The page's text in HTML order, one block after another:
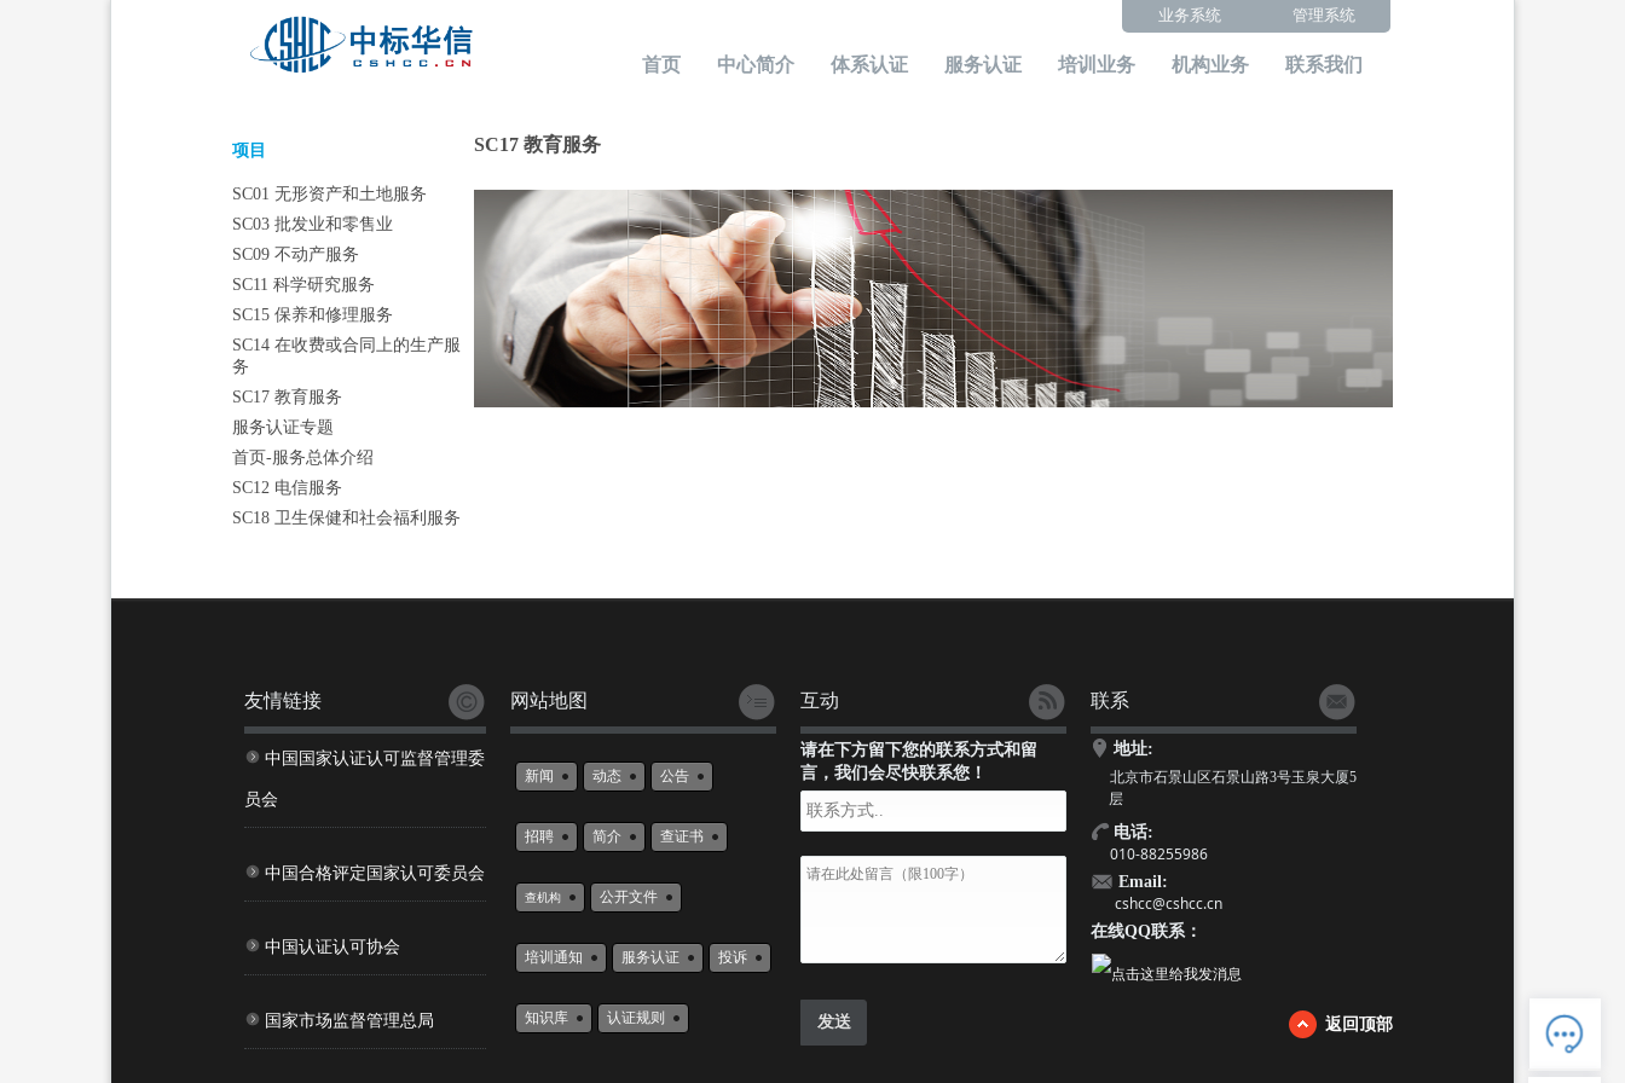
管理系统
业务系统
首页 中心简介 体系认证 服务认证 培训业务 机构业务 联系我们
电话：88255986
‍‍SC17 教育服务
‍‍项目
SC01 无形资产和土地服务
SC03 批发业和零售业
SC09 不动产服务
SC11 科学研究服务
SC15 保养和修理服务
SC14 在收费或合同上的生产服
务
SC17 教育服务
服务认证专题
首页-服务总体介绍
SC12 电信服务
SC18 卫生保健和社会福利服务
友情链接
中国国家认证认可监督管理委
员会
中国合格评定国家认可委员会
中国认证认可协会
国家市场监督管理总局
网站地图
新闻 动态 公告
招聘 简介 查证书
查机构 公开文件
培训通知 服务认证 投诉
知识库 认证规则
互动
请在下方留下您的联系方式和留
言，我们会尽快联系您！
联系
地址:
北京市石景山区石景山路3号玉泉大厦5
层
电话:
010-88255986
Email:
cshcc@cshcc.cn
在线QQ联系：
返回顶部